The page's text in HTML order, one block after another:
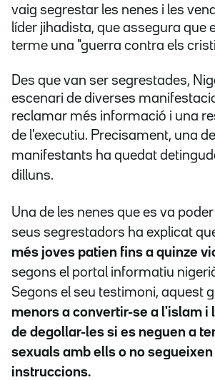
vaig segrestar les nenes i les
líder jihadista, que assegura que
terme una "guerra contra els
Des que van ser segrestades,
escenari de diverses
reclamar més informació i una
de l'executiu. Precisament, una
manifestants ha quedat
dilluns.
Una de les nenes que es va
seus segrestadors ha explicat
més joves patien fins a quinze
segons el portal informatiu
Segons el seu testimoni, aquest
menors a convertir-se a l'islam i
de degollar-les si es neguen a
sexuals amb ells o no
instruccions.